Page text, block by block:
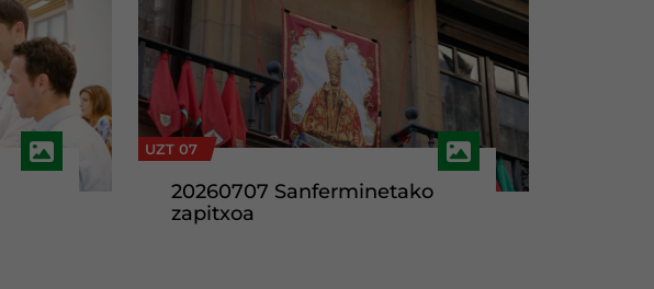
UZT 07
20260707 Sanferminetako
zapitxoa